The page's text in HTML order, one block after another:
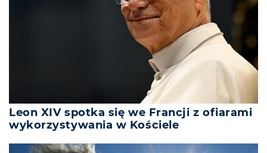
Leon XIV spotka się we Francji z ofiarami
wykorzystywania w Kościele